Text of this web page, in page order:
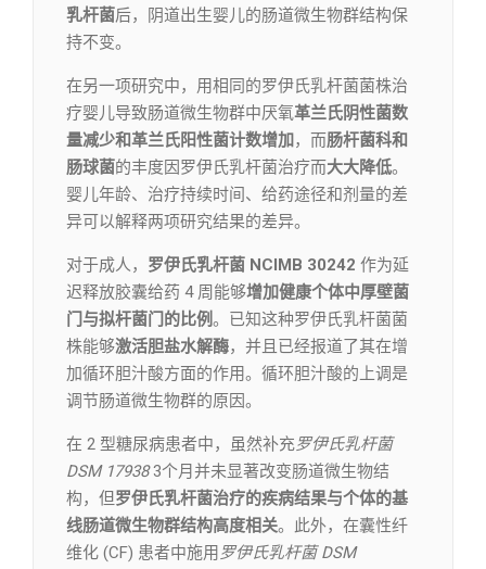
乳杆菌后，阴道出生婴儿的肠道微生物群结构保
持不变。
在另一项研究中，用相同的罗伊氏乳杆菌菌株治
疗婴儿导致肠道微生物群中厌氧革兰氏阴性菌数
量减少和革兰氏阳性菌计数增加 ，而肠杆菌科和
肠球菌的丰度因罗伊氏乳杆菌治疗而大大降低。
婴儿年龄、治疗持续时间、给药途径和剂量的差
异可以解释两项研究结果的差异。
对于成人， 罗伊氏乳杆菌 NCIMB 30242 作为延
迟释放胶囊给药 4 周能够增加健康个体中厚壁菌
门与拟杆菌门的比例。已知这种罗伊氏乳杆菌菌
株能够激活胆盐水解酶，并且已经报道了其在增
加循环胆汁酸方面的作用。循环胆汁酸的上调是
调节肠道微生物群的原因。
在 2 型糖尿病患者中，虽然补充罗伊氏乳杆菌
DSM 179383个月并未显著改变肠道微生物结
构，但罗伊氏乳杆菌治疗的疾病结果与个体的基
线肠道微生物群结构高度相关。此外，在囊性纤
维化 (CF) 患者中施用 罗伊氏乳杆菌 DSM